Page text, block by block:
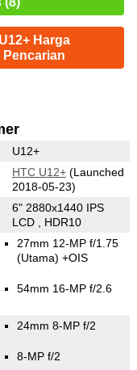
Harga
Pencarian
U12+
HTC U12+(Launched
2018-05-23)
6" 2880x1440 IPS
LCD , HDR10
27mm 12-MP f/1.75
(Utama) +OIS
54mm 16-MP f/2.6
24mm 8-MP f/2
8-MP f/2